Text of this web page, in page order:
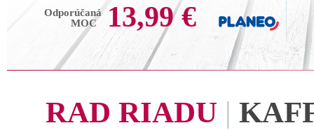
Odporúčaná
MOC
13,99 €
RAD RIADU |